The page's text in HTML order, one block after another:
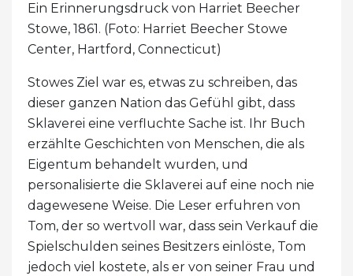
Ein Erinnerungsdruck von Harriet Beecher
Stowe, 1861. (Foto: Harriet Beecher Stowe
Center, Hartford, Connecticut)
Stowes Ziel war es, etwas zu schreiben, das
dieser ganzen Nation das Gefühl gibt, dass
Sklaverei eine verfluchte Sache ist. Ihr Buch
erzählte Geschichten von Menschen, die als
Eigentum behandelt wurden, und
personalisierte die Sklaverei auf eine noch nie
dagewesene Weise. Die Leser erfuhren von
Tom, der so wertvoll war, dass sein Verkauf die
Spielschulden seines Besitzers einlöste, Tom
jedoch viel kostete, als er von seiner Frau und